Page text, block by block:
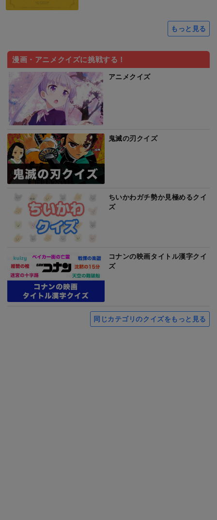
もっと見る
漫画・アニメクイズに挑戦する！
アニメクイズ
鬼滅の刃クイズ
ちいかわガチ勢か見極めるクイ
ズ
コナンの映画タイトル漢字クイ
ズ
同じカテゴリのクイズをもっと見る